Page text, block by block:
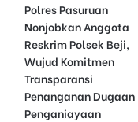
Polres Pasuruan
Nonjobkan Anggota
Reskrim Polsek Beji,
Wujud Komitmen
Transparansi
Penanganan Dugaan
Penganiayaan